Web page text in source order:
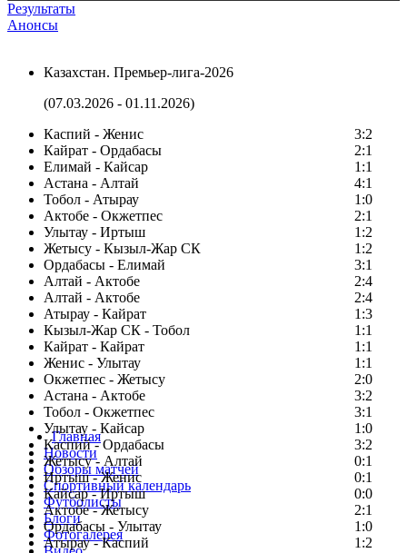
Результаты
Анонсы
Казахстан. Премьер-лига-2026
(07.03.2026 - 01.11.2026)
Каспий - Женис
3:2
Кайрат - Ордабасы
2:1
Елимай - Кайсар
1:1
Астана - Алтай
4:1
Тобол - Атырау
1:0
Актобе - Окжетпес
2:1
Улытау - Иртыш
1:2
Жетысу - Кызыл-Жар СК
1:2
Ордабасы - Елимай
3:1
Алтай - Актобе
2:4
Алтай - Актобе
2:4
Атырау - Кайрат
1:3
Кызыл-Жар СК - Тобол
1:1
Кайрат - Кайрат
1:1
Женис - Улытау
1:1
Окжетпес - Жетысу
2:0
Астана - Актобе
3:2
Тобол - Окжетпес
3:1
Улытау - Кайсар
1:0
Каспий - Ордабасы
3:2
Жетысу - Алтай
0:1
Иртыш - Женис
0:1
Кайсар - Иртыш
0:0
Актобе - Жетысу
2:1
Ордабасы - Улытау
1:0
Атырау - Каспий
1:2
Главная
Новости
Обзоры матчей
Спортивный календарь
Футболисты
Блоги
Фотогалерея